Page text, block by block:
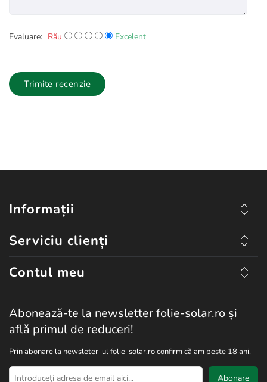
Evaluare: Rău Excelent
Trimite recenzie
Informații
Serviciu clienți
Contul meu
Abonează-te la newsletter folie-solar.ro și
află primul de reduceri!
Prin abonare la newsleter-ul folie-solar.ro confirm că am peste 18 ani.
Abonare